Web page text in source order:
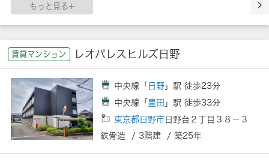
もっと見る
賃貸マンション レオパレスヒルズ日野
中央線「 日野 」駅 徒歩23分
中央線「 豊田 」駅 徒歩33分
東京都日野市 日野台２丁目３８－３
鉄骨造 / 3階建 / 築25年